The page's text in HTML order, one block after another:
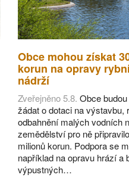
Obce mohou získat
korun na opravy
nádrží
Zveřejněno 5.8. Obce
žádat o dotaci na výstavbu,
odbahnění malých vodních
zemědělství pro ně
milionů korun. Podpora se
například na opravu hrází a
výpustných…